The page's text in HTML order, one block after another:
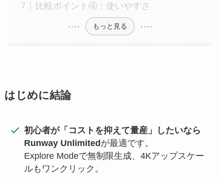
比較ポイント④：使いやすさ
もっと見る
はじめに結論
初心者が「コストを抑えて量産」したいなら
Runway Unlimited が最適です。
Explore Modeで無制限生成、4Kアップスケー
ルもワンクリック。